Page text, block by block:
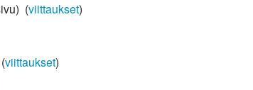
(viittaukset)
(viittaukset)